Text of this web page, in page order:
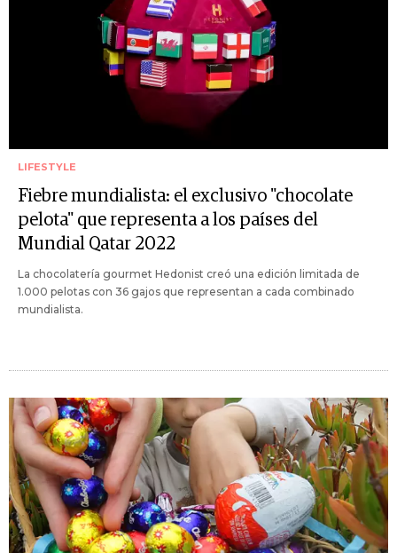
LIFESTYLE
Fiebre mundialista: el exclusivo "chocolate
pelota" que representa a los países del
Mundial Qatar 2022
La chocolatería gourmet Hedonist creó una edición limitada de
1.000 pelotas con 36 gajos que representan a cada combinado
mundialista.